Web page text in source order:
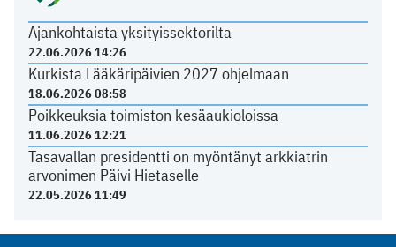
Ajankohtaista yksityissektorilta
22.06.2026 14:26
Kurkista Lääkäripäivien 2027 ohjelmaan
18.06.2026 08:58
Poikkeuksia toimiston kesäaukioloissa
11.06.2026 12:21
Tasavallan presidentti on myöntänyt arkkiatrin
arvonimen Päivi Hietaselle
22.05.2026 11:49